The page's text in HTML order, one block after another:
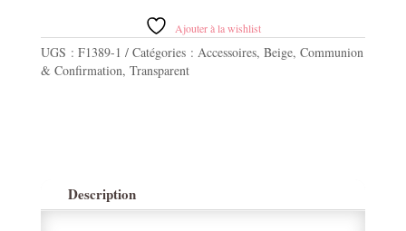
transparent
H4cm
Ajouter à la wishlist
UGS : F1389-1 Catégories : Accessoires, Beige, Communion
& Confirmation, Transparent
Description